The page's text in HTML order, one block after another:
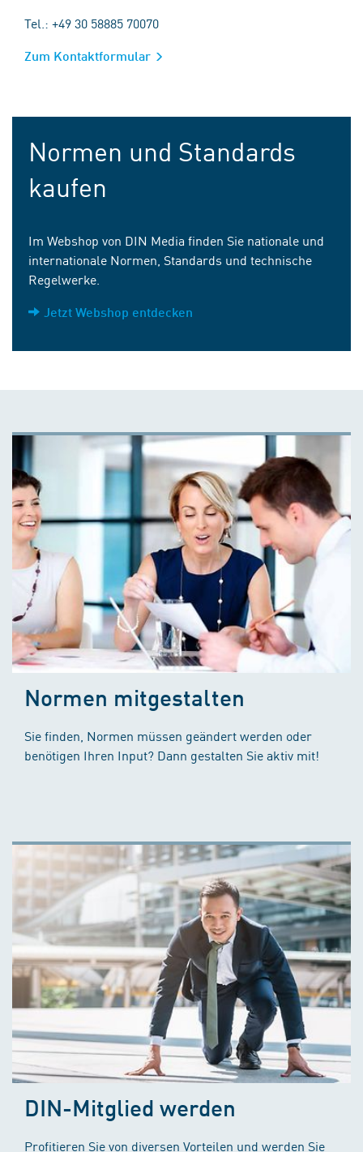
Tel.: +49 30 58885 70070
Zum Kontaktformular
Normen und Standards
kaufen
Im Webshop von DIN Media finden Sie nationale und
internationale Normen, Standards und technische
Regelwerke.
Jetzt Webshop entdecken
Normen mitgestalten
Sie finden, Normen müssen geändert werden oder
benötigen Ihren Input? Dann gestalten Sie aktiv mit!
DIN-Mitglied werden
Profitieren Sie von diversen Vorteilen und werden Sie